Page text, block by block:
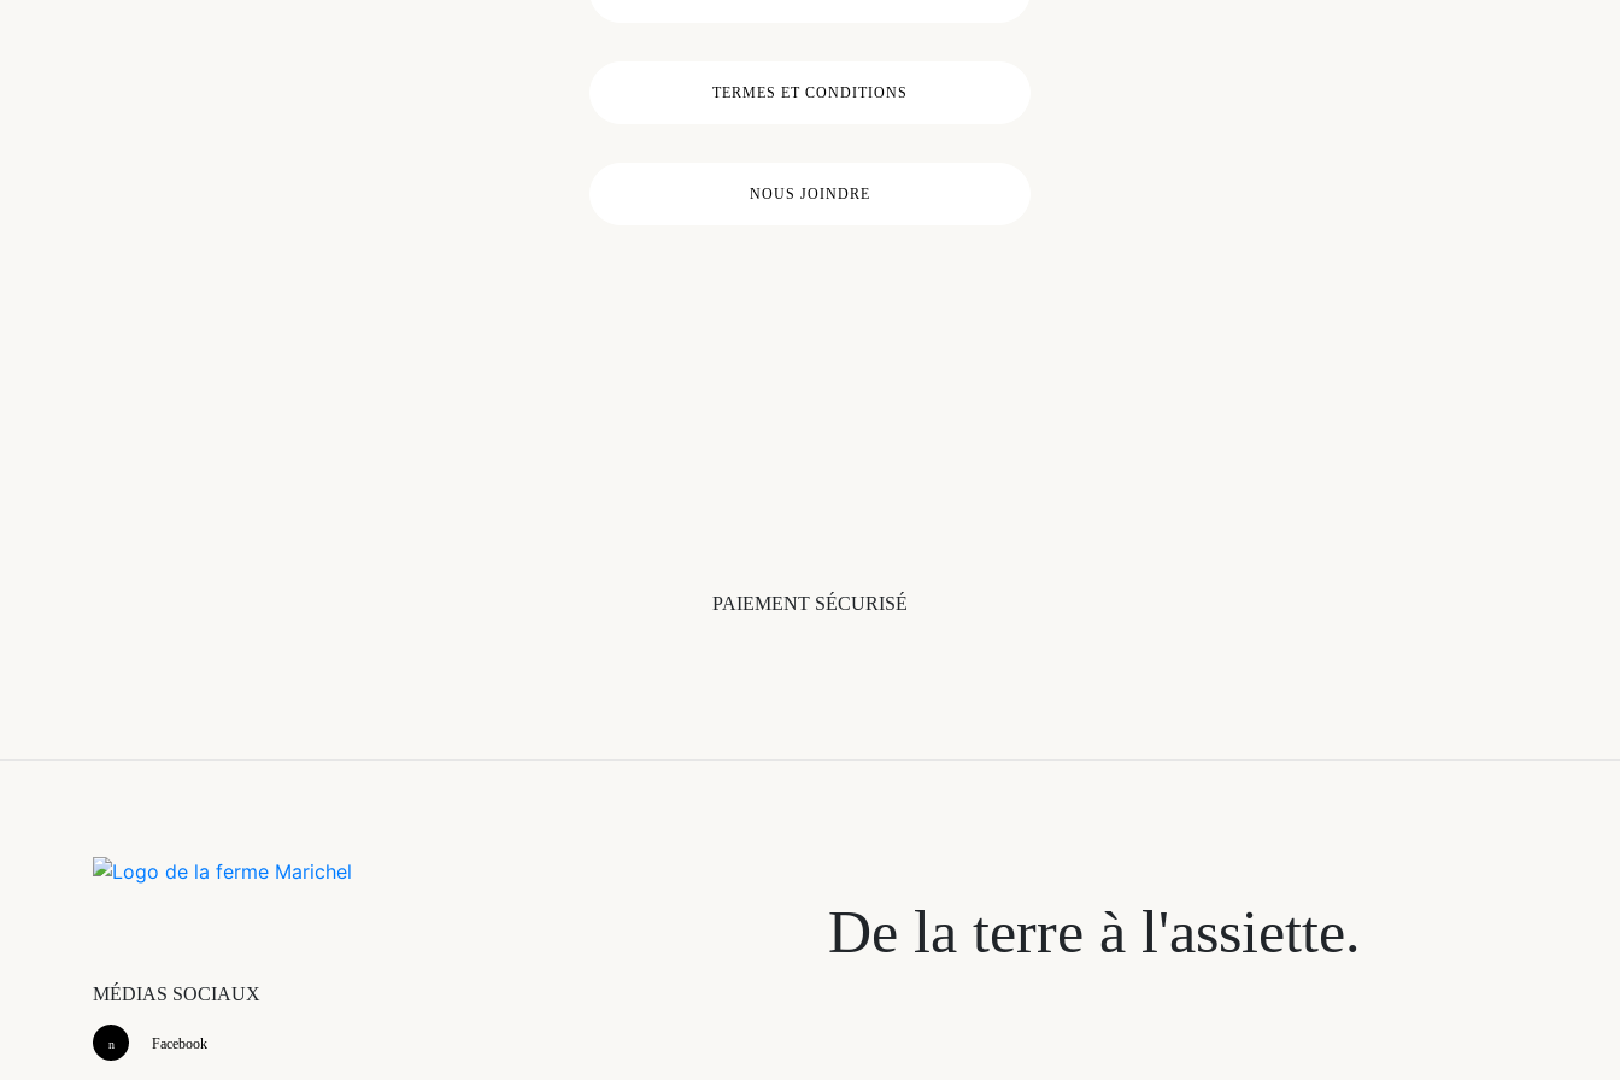
TERMES ET CONDITIONS
NOUS JOINDRE
PAIEMENT SÉCURISÉ
MÉDIAS SOCIAUX
Facebook
De la terre à l'assiette.